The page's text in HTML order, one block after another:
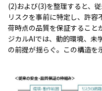
(2)および(3)を整理すると、
リスクを事前に特定し、許
荷時点の品質を保証すること
ジカルAIでは、動的環境、未
の前提が揺らぐ。この構造を